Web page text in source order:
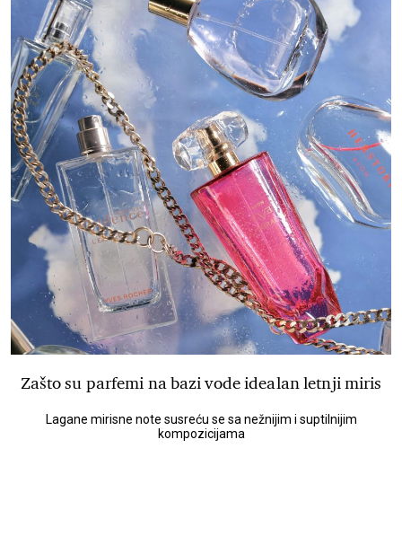
Zašto su parfemi na bazi vode idealan letnji miris
Lagane mirisne note susreću se sa nežnijim i suptilnijim
kompozicijama